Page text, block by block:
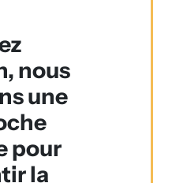
nous
une
pour
la